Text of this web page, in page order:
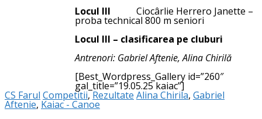
Locul III Ciocârlie Herrero Janette –
proba technical 800 m seniori
Locul III – clasificarea pe cluburi
Antrenori: Gabriel Aftenie, Alina Chirilă
[Best_Wordpress_Gallery id=”260″
gal_title=”19.05.25 kaiac”]
CS Farul Competitii,Rezultate Alina Chirila, Gabriel
Aftenie, Kaiac - Canoe